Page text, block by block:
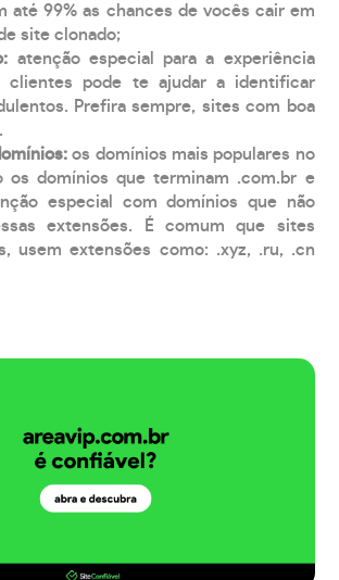
até 99% as chances de vocês cair em
site clonado;
atenção especial para a experiência
clientes pode te ajudar a identificar
Prefira sempre, sites com boa
os domínios mais populares no
os domínios que terminam .com.br e
especial com domínios que não
extensões. É comum que sites
usem extensões como: .xyz, .ru, .cn